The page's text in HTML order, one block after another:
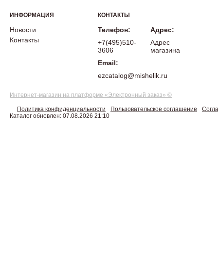
ИНФОРМАЦИЯ
Новости
Контакты
КОНТАКТЫ
Телефон:
+7(495)510-
3606
Email:
ezcatalog@mishelik.ru
Адрес:
Адрес
магазина
Интернет-магазин на платформе «Электронный заказ» ©
Политика конфиденциальности Пользовательское соглашение
Каталог обновлен: 07.08.2026 21:10